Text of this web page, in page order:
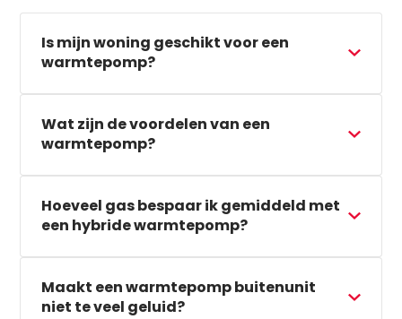
Is mijn woning geschikt voor een
warmtepomp?
Wat zijn de voordelen van een
warmtepomp?
Hoeveel gas bespaar ik gemiddeld met
een hybride warmtepomp?
Maakt een warmtepomp buitenunit
niet te veel geluid?